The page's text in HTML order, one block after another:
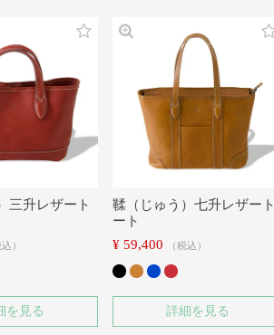
三升レザート
を見る
鞣（じゅう）七升レザート
ート
¥ 59,400 税込
詳細を見る